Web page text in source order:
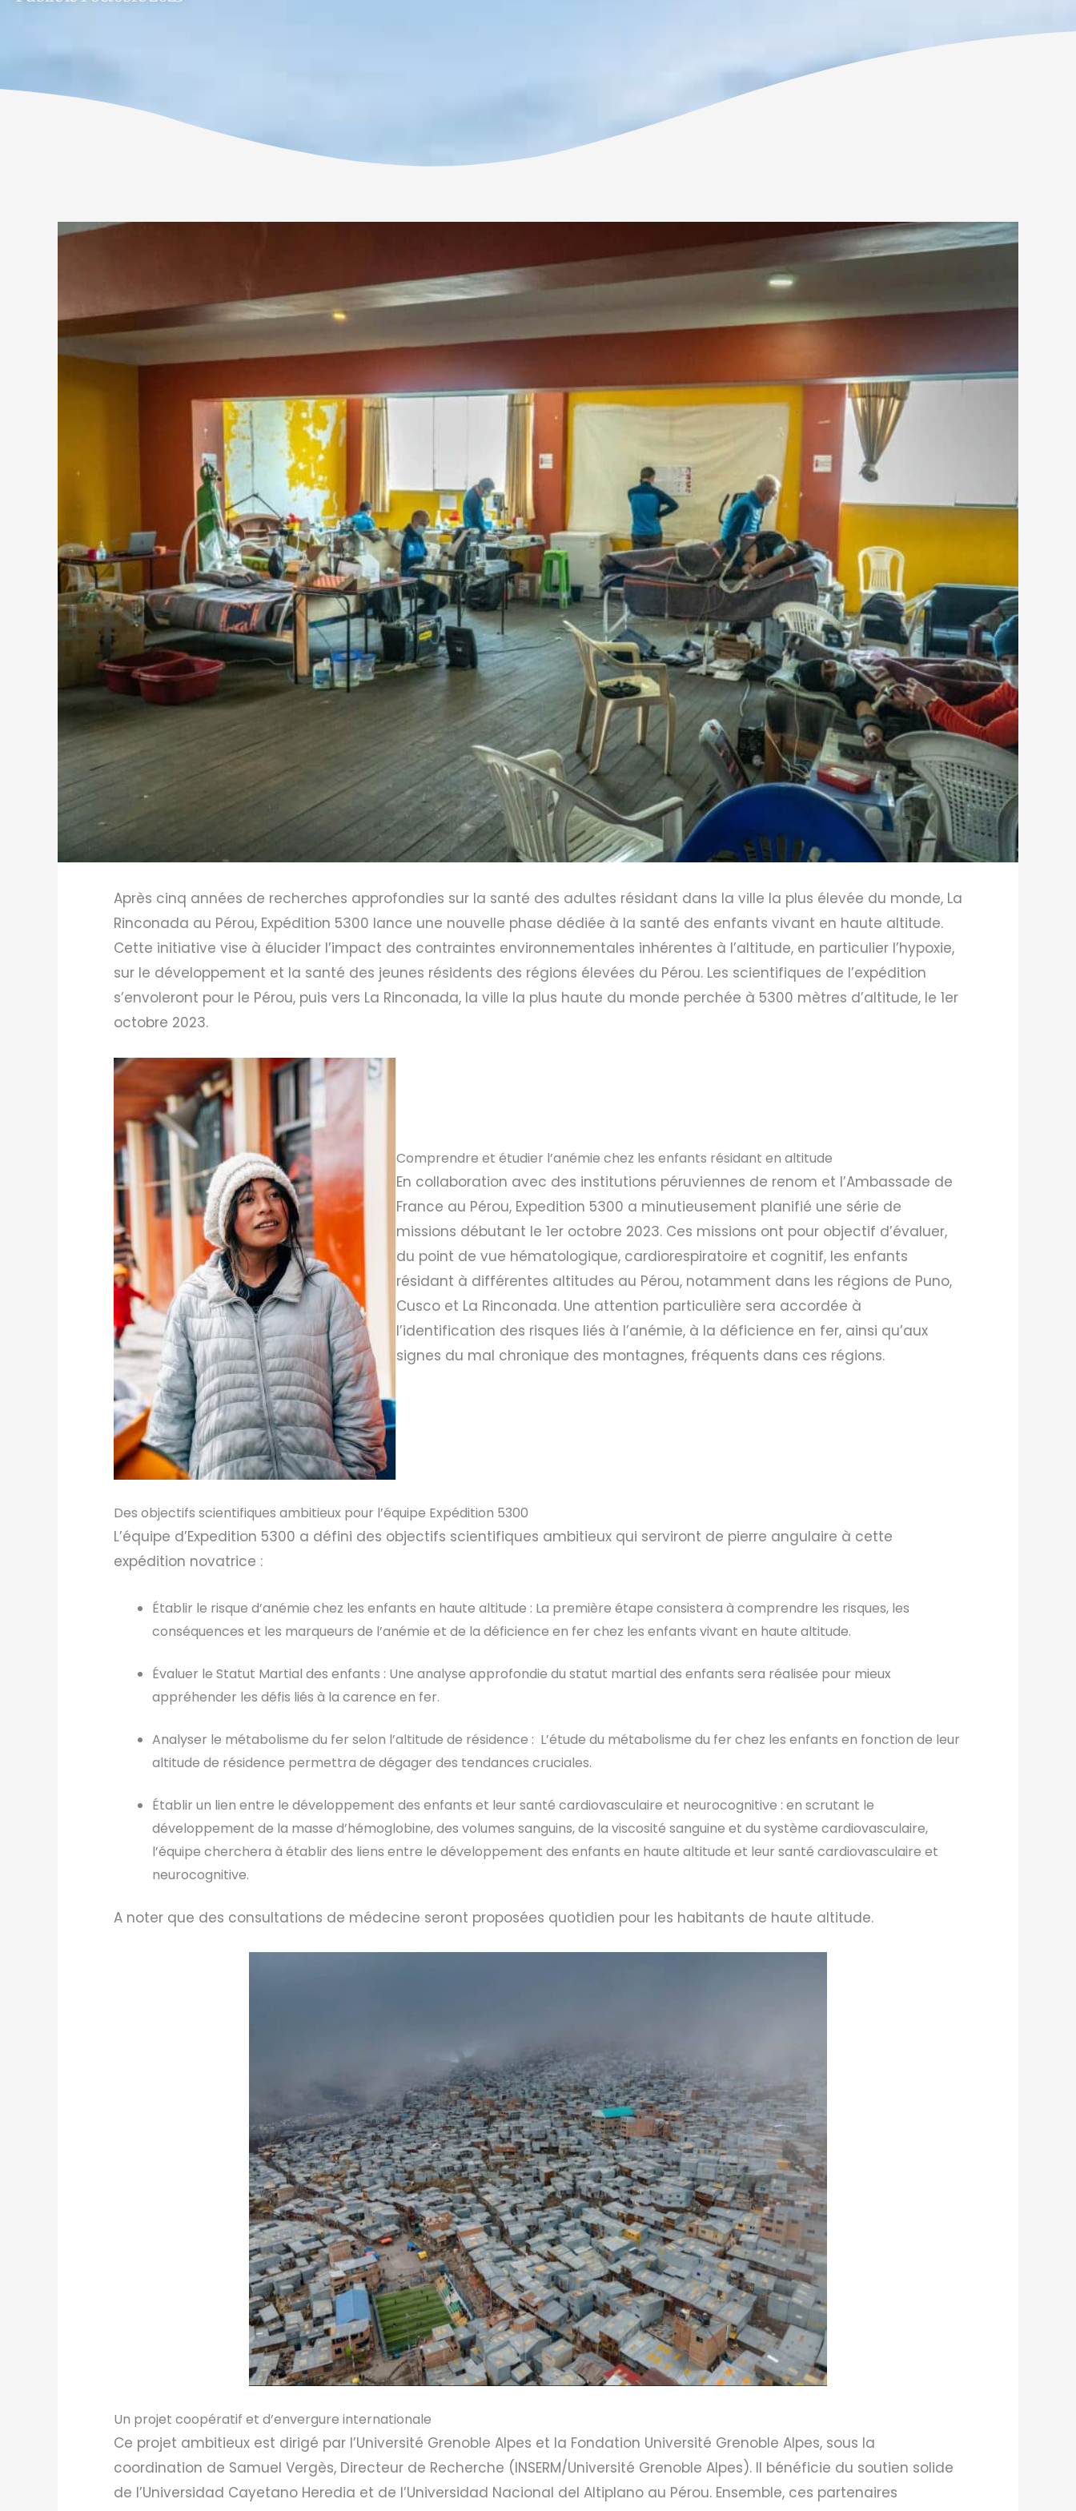
Après cinq années de recherches approfondies sur la santé des adultes résidant dans la ville la plus élevée du monde, La
Rinconada au Pérou, Expédition 5300 lance une nouvelle phase dédiée à la santé des enfants vivant en haute altitude.
Cette initiative vise à élucider l’impact des contraintes environnementales inhérentes à l’altitude, en particulier l’hypoxie,
sur le développement et la santé des jeunes résidents des régions élevées du Pérou. Les scientifiques de l’expédition
s’envoleront pour le Pérou, puis vers La Rinconada, la ville la plus haute du monde perchée à 5300 mètres d’altitude, le 1er
octobre 2023.
Comprendre et étudier l’anémie chez les enfants résidant en altitude
En collaboration avec des institutions péruviennes de renom et l’Ambassade de
France au Pérou, Expedition 5300 a minutieusement planifié une série de
missions débutant le 1er octobre 2023. Ces missions ont pour objectif d’évaluer,
du point de vue hématologique, cardiorespiratoire et cognitif, les enfants
résidant à différentes altitudes au Pérou, notamment dans les régions de Puno,
Cusco et La Rinconada. Une attention particulière sera accordée à
l’identification des risques liés à l’anémie, à la déficience en fer, ainsi qu’aux
signes du mal chronique des montagnes, fréquents dans ces régions.
Des objectifs scientifiques ambitieux pour l’équipe Expédition 5300
L’équipe d’Expedition 5300 a défini des objectifs scientifiques ambitieux qui serviront de pierre angulaire à cette
expédition novatrice :
Établir le risque d’anémie chez les enfants en haute altitude : La première étape consistera à comprendre les risques, les
conséquences et les marqueurs de l’anémie et de la déficience en fer chez les enfants vivant en haute altitude.
Évaluer le Statut Martial des enfants : Une analyse approfondie du statut martial des enfants sera réalisée pour mieux
appréhender les défis liés à la carence en fer.
Analyser le métabolisme du fer selon l’altitude de résidence : L’étude du métabolisme du fer chez les enfants en fonction de leur
altitude de résidence permettra de dégager des tendances cruciales.
Établir un lien entre le développement des enfants et leur santé cardiovasculaire et neurocognitive : en scrutant le
développement de la masse d’hémoglobine, des volumes sanguins, de la viscosité sanguine et du système cardiovasculaire,
l’équipe cherchera à établir des liens entre le développement des enfants en haute altitude et leur santé cardiovasculaire et
neurocognitive.
A noter que des consultations de médecine seront proposées quotidien pour les habitants de haute altitude.
Un projet coopératif et d’envergure internationale
Ce projet ambitieux est dirigé par l’Université Grenoble Alpes et la Fondation Université Grenoble Alpes, sous la
coordination de Samuel Vergès, Directeur de Recherche (INSERM/Université Grenoble Alpes). Il bénéficie du soutien solide
de l’Universidad Cayetano Heredia et de l’Universidad Nacional del Altiplano au Pérou. Ensemble, ces partenaires